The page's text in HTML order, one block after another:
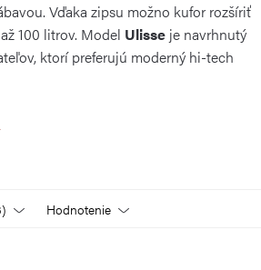
Vďaka zipsu možno kufor rozšíriť
100 litrov. Model Ulisse je navrhnutý
ktorí preferujú moderný hi-tech
Hodnotenie